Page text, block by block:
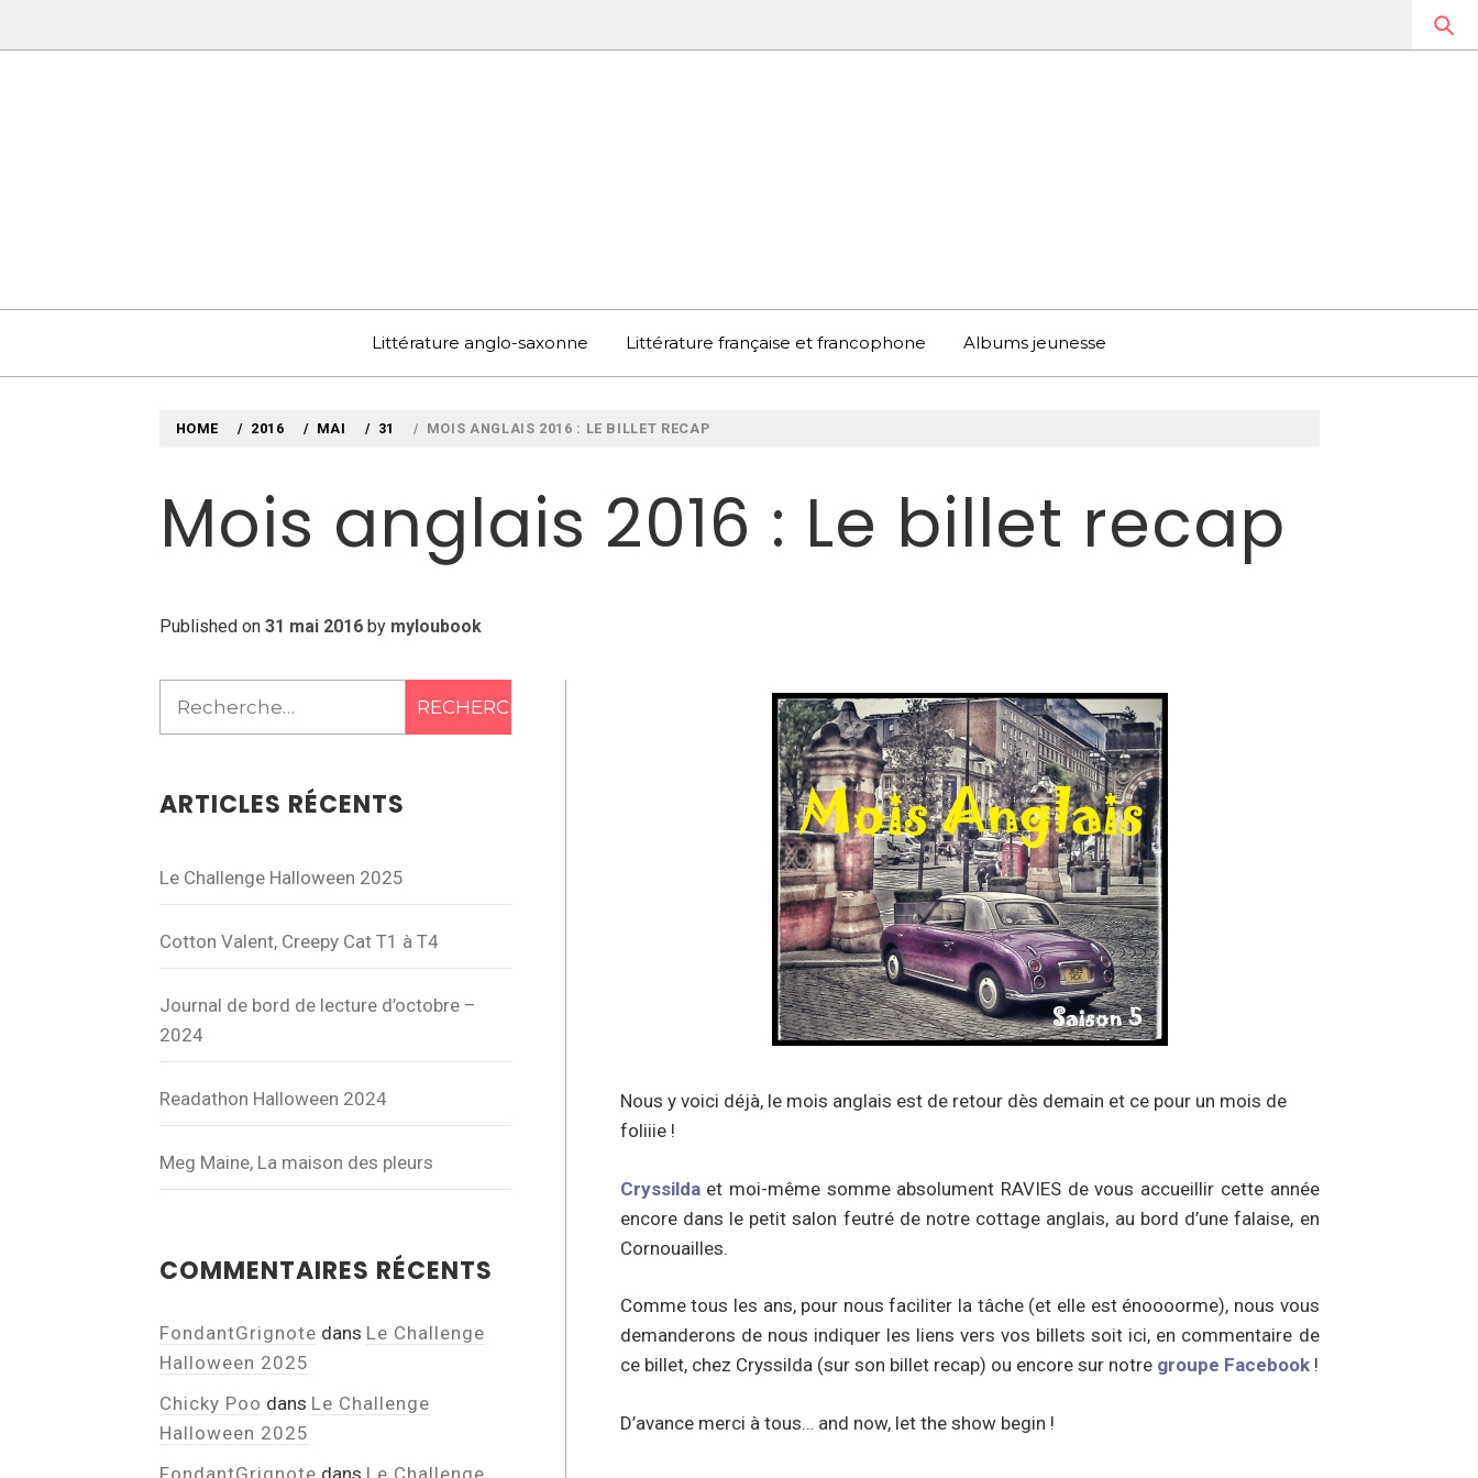
to
Littérature anglo-saxonne Littérature française et francophone Albums jeunesse
HOME 2016 MAI 31 MOIS ANGLAIS 2016 : LE BILLET RECAP
Mois anglais 2016 : Le billet recap
Published on 31 mai 2016by myloubook
Nous y voici déjà, le mois anglais est de retour dès demain et ce pour un mois de
foliiie !
Cryssildaet moi-même somme absolument RAVIES de vous accueillir cette année
encore dans le petit salon feutré de notre cottage anglais, au bord d’une falaise, en
Cornouailles.
Comme tous les ans, pour nous faciliter la tâche (et elle est énoooorme), nous vous
demanderons de nous indiquer les liens vers vos billets soit ici, en commentaire de
ce billet, chez Cryssilda (sur son billet recap) ou encore sur notre groupe Facebook!
D’avance merci à tous… and now, let the show begin !
Rechercher :
ARTICLES RÉCENTS
Le Challenge Halloween 2025
Cotton Valent, Creepy Cat T1 à T4
Journal de bord de lecture d’octobre –
2024
Readathon Halloween 2024
Meg Maine, La maison des pleurs
COMMENTAIRES RÉCENTS
FondantGrignote dans Le Challenge
Halloween 2025
Chicky Poo dans Le Challenge
Halloween 2025
FondantGrignote dans Le Challenge